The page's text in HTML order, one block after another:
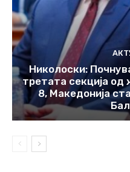
Николоски:
третата секција
8, Македонија